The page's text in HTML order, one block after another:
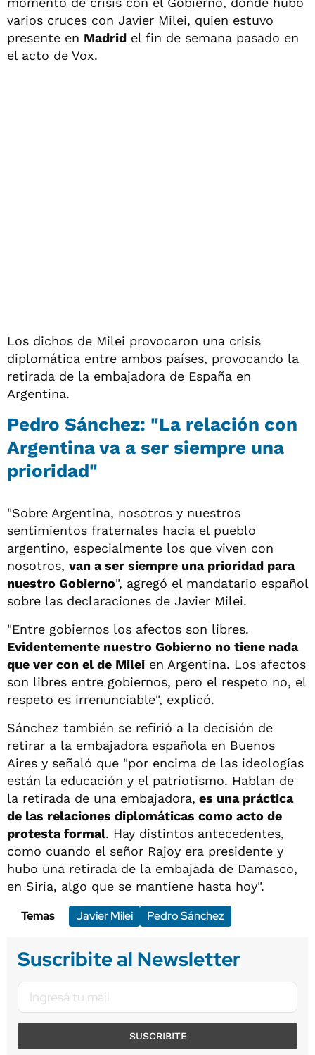
varios cruces con Javier Milei, quien estuvo
presente en Madrid el fin de semana pasado en
el acto de Vox.
Los dichos de Milei provocaron una crisis
diplomática entre ambos países, provocando la
retirada de la embajadora de España en
Argentina.
Pedro Sánchez: "La relación con
Argentina va a ser siempre una
prioridad"
"Sobre Argentina, nosotros y nuestros
sentimientos fraternales hacia el pueblo
argentino, especialmente los que viven con
nosotros, van a ser siempre una prioridad para
nuestro Gobierno", agregó el mandatario español
sobre las declaraciones de Javier Milei.
"Entre gobiernos los afectos son libres.
Evidentemente nuestro Gobierno no tiene nada
que ver con el de Milei en Argentina. Los afectos
son libres entre gobiernos, pero el respeto no, el
respeto es irrenunciable", explicó.
Sánchez también se refirió a la decisión de
retirar a la embajadora española en Buenos
Aires y señaló que "por encima de las ideologías
están la educación y el patriotismo. Hablan de
la retirada de una embajadora, es una práctica
de las relaciones diplomáticas como acto de
protesta formal. Hay distintos antecedentes,
como cuando el señor Rajoy era presidente y
hubo una retirada de la embajada de Damasco,
en Siria, algo que se mantiene hasta hoy".
Temas
Javier Milei Pedro Sánchez
Suscribite al Newsletter
SUSCRIBITE